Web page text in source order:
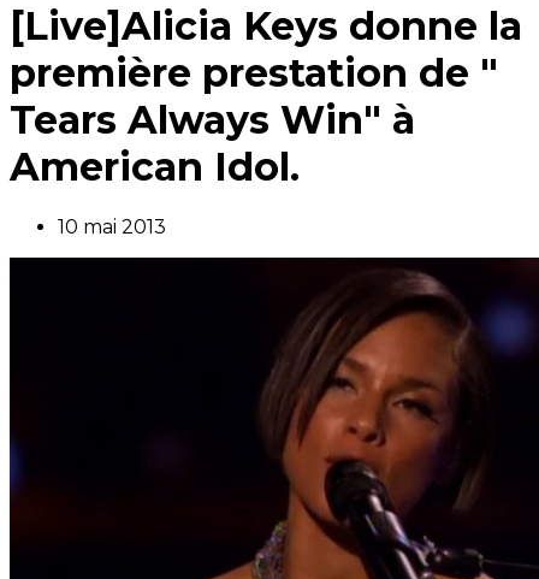
[Live]Alicia Keys donne la
première prestation de "
Tears Always Win" à
American Idol.
10 mai 2013